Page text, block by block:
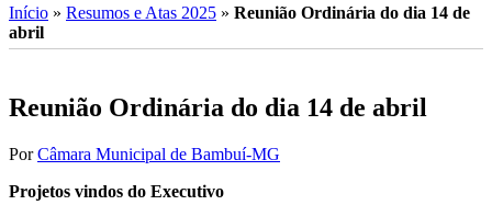
Início » Resumos e Atas 2025 » Reunião Ordinária do dia 14 de
abril
Reunião Ordinária do dia 14 de abril
PorCâmara Municipal de Bambuí-MG
Projetos vindos do Executivo